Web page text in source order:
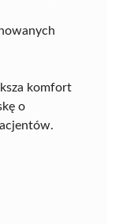
komfort
o